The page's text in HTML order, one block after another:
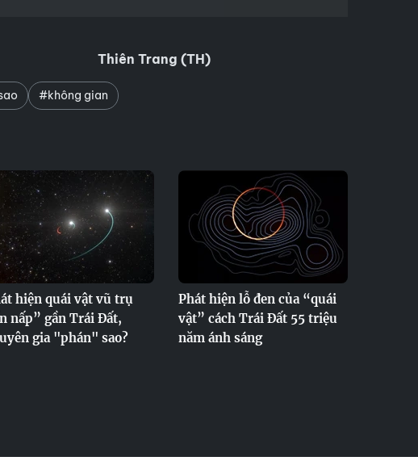
Thiên Trang (TH)
#không gian
hiện quái vật vũ trụ
nấp” gần Trái Đất,
gia "phán" sao?
Phát hiện lỗ đen của “quái
vật” cách Trái Đất 55 triệu
năm ánh sáng